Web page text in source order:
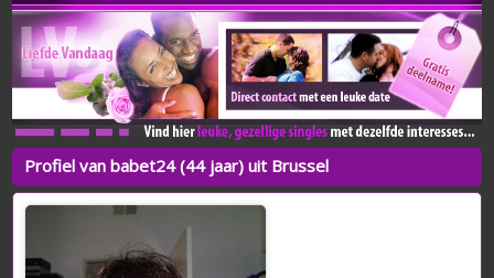
Profiel van babet24 (44 jaar) uit Brussel